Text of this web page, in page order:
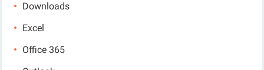
Downloads
Excel
Office 365